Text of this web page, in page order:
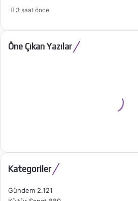
3 saat önce
Öne Çıkan Yazılar
Kategoriler
Gündem 2.121